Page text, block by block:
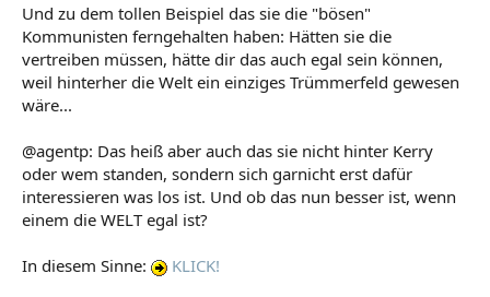
Und zu dem tollen Beispiel das sie die "bösen"
Kommunisten ferngehalten haben: Hätten sie die
vertreiben müssen, hätte dir das auch egal sein können,
weil hinterher die Welt ein einziges Trümmerfeld gewesen
wäre...
@agentp: Das heiß aber auch das sie nicht hinter Kerry
oder wem standen, sondern sich garnicht erst dafür
interessieren was los ist. Und ob das nun besser ist, wenn
einem die WELT egal ist?
In diesem Sinne: KLICK!